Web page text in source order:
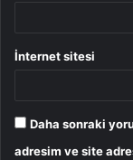
İnternet sitesi
Daha sonraki
adresim ve site